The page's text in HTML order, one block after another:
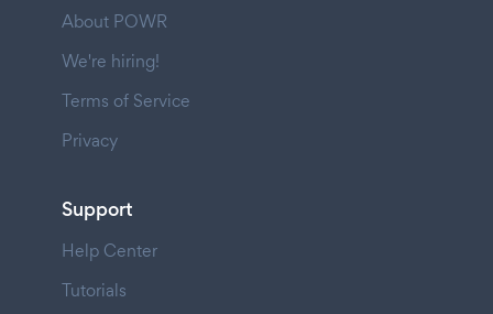
About POWR
We're hiring!
Terms of Service
Privacy
Support
Help Center
Tutorials